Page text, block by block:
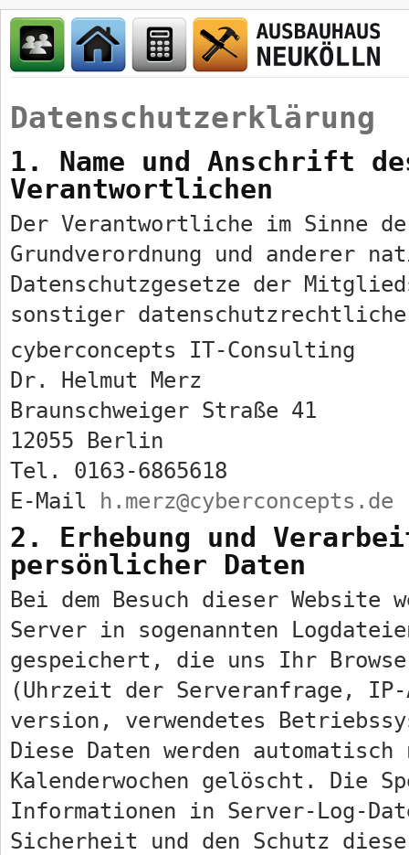
Datenschutzerklärung
1. Name und Anschrift
Verantwortlichen
Der Verantwortliche im Sinne
Grundverordnung und anderer
Datenschutzgesetze der
sonstiger
cyberconcepts IT-Consulting
Dr. Helmut Merz
Braunschweiger Straße 41
12055 Berlin
Tel. 0163-6865618
E-Mail
h.merz@cyberconcepts.de
2. Erhebung und
persönlicher Daten
Bei dem Besuch dieser Website
Server in sogenannten
gespeichert, die uns Ihr
(Uhrzeit der Serveranfrage,
version, verwendetes
Diese Daten werden
Kalenderwochen gelöscht. Die
Informationen in Server-Log-
Sicherheit und den Schutz